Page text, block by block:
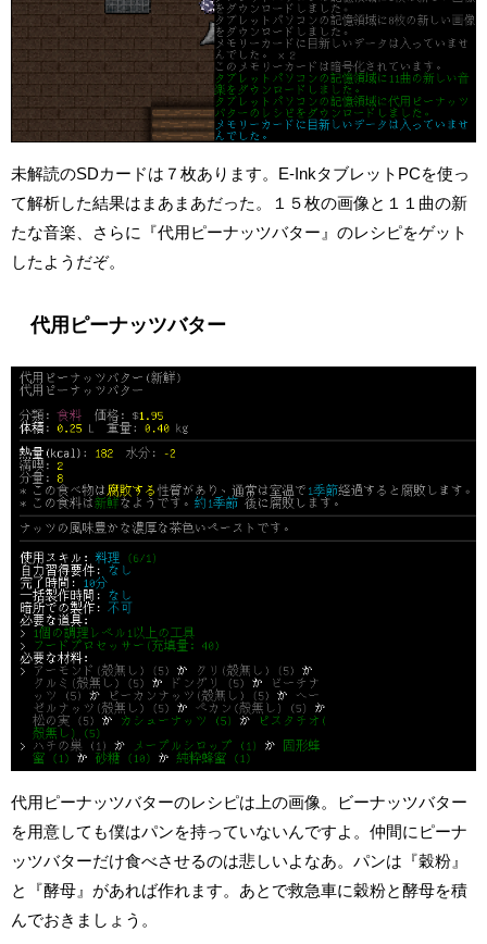
未解読のSDカードは７枚あります。E-InkタブレットPCを使っ
て解析した結果はまあまあだった。１５枚の画像と１１曲の新
たな音楽、さらに『代用ピーナッツバター』のレシピをゲット
したようだぞ。
代用ピーナッツバター
代用ピーナッツバターのレシピは上の画像。ビーナッツバター
を用意しても僕はパンを持っていないんですよ。仲間にピーナ
ッツバターだけ食べさせるのは悲しいよなあ。パンは『穀粉』
と『酵母』があれば作れます。あとで救急車に穀粉と酵母を積
んでおきましょう。